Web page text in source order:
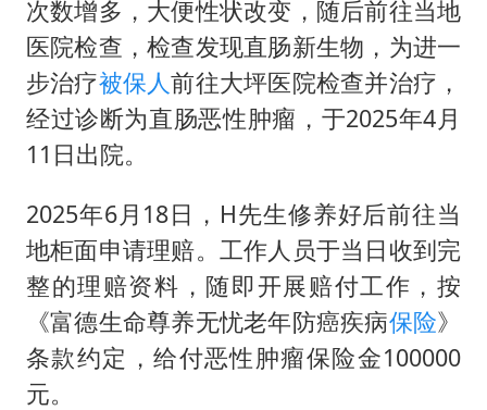
奋进开新局 实干挑大梁
次数增多，大便性状改变，随后前往当地
医院检查，检查发现直肠新生物，为进一
步治疗被保人前往大坪医院检查并治疗，
经过诊断为直肠恶性肿瘤，于2025年4月
11日出院。
2025年6月18日，H先生修养好后前往当
地柜面申请理赔。工作人员于当日收到完
整的理赔资料，随即开展赔付工作，按
《富德生命尊养无忧老年防癌疾病保险》
条款约定，给付恶性肿瘤保险金100000
元。